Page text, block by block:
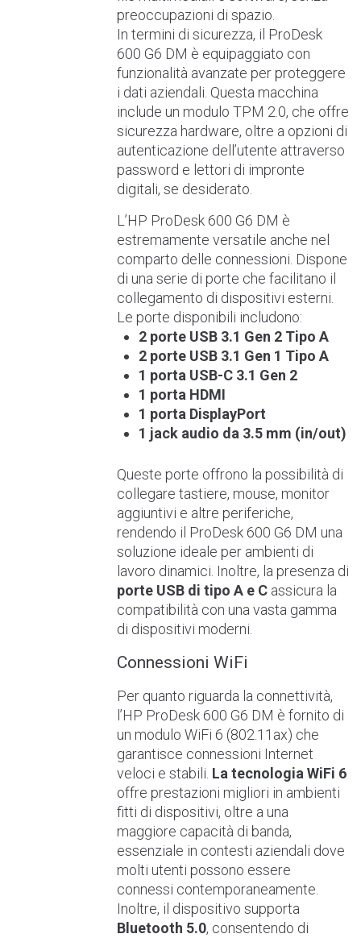
preoccupazioni di spazio.
In termini di sicurezza, il ProDesk
600 G6 DM è equipaggiato con
funzionalità avanzate per proteggere
i dati aziendali. Questa macchina
include un modulo TPM 2.0, che offre
sicurezza hardware, oltre a opzioni di
autenticazione dell’utente attraverso
password e lettori di impronte
digitali, se desiderato.
L’HP ProDesk 600 G6 DM è
estremamente versatile anche nel
comparto delle connessioni. Dispone
di una serie di porte che facilitano il
collegamento di dispositivi esterni.
Le porte disponibili includono:
2 porte USB 3.1 Gen 2 Tipo A
2 porte USB 3.1 Gen 1 Tipo A
1 porta USB-C 3.1 Gen 2
1 porta HDMI
1 porta DisplayPort
1 jack audio da 3.5 mm (in/out)
Queste porte offrono la possibilità di
collegare tastiere, mouse, monitor
aggiuntivi e altre periferiche,
rendendo il ProDesk 600 G6 DM una
soluzione ideale per ambienti di
lavoro dinamici. Inoltre, la presenza di
porte USB di tipo A e C assicura la
compatibilità con una vasta gamma
di dispositivi moderni.
Connessioni WiFi
Per quanto riguarda la connettività,
l’HP ProDesk 600 G6 DM è fornito di
un modulo WiFi 6 (802.11ax) che
garantisce connessioni Internet
veloci e stabili. La tecnologia WiFi 6
offre prestazioni migliori in ambienti
fitti di dispositivi, oltre a una
maggiore capacità di banda,
essenziale in contesti aziendali dove
molti utenti possono essere
connessi contemporaneamente.
Inoltre, il dispositivo supporta
Bluetooth 5.0, consentendo di